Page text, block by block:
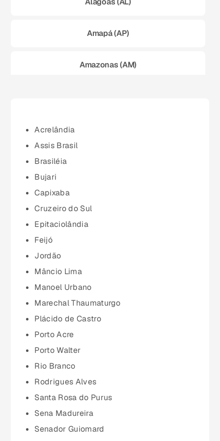
Amapá (AP)
Amazonas (AM)
Maranhão (MA)
Paraíba (PB)
Paraná (PR)
Acrelândia
Assis Brasil
Brasiléia
Bujari
Capixaba
Cruzeiro do Sul
Epitaciolândia
Feijó
Jordão
Mâncio Lima
Manoel Urbano
Marechal Thaumaturgo
Plácido de Castro
Porto Acre
Porto Walter
Rio Branco
Rodrigues Alves
Santa Rosa do Purus
Sena Madureira
Senador Guiomard